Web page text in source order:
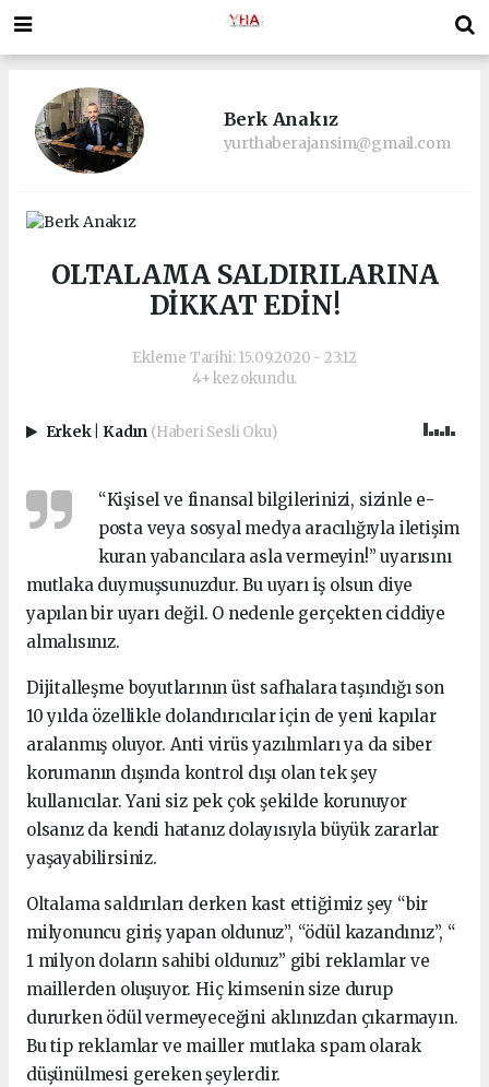
Berk Anakız
yurthaberajansim@gmail.com
OLTALAMA SALDIRILARINA
DİKKAT EDİN!
Ekleme Tarihi: 15.09.2020 - 23:12
4+ kez okundu.
Erkek Kadın (Haberi Sesli Oku)
“Kişisel ve finansal bilgilerinizi, sizinle e-
posta veya sosyal medya aracılığıyla iletişim
kuran yabancılara asla vermeyin!” uyarısını
mutlaka duymuşsunuzdur. Bu uyarı iş olsun diye
yapılan bir uyarı değil. O nedenle gerçekten ciddiye
almalısınız.
Dijitalleşme boyutlarının üst safhalara taşındığı son
10 yılda özellikle dolandırıcılar için de yeni kapılar
aralanmış oluyor. Anti virüs yazılımları ya da siber
korumanın dışında kontrol dışı olan tek şey
kullanıcılar. Yani siz pek çok şekilde korunuyor
olsanız da kendi hatanız dolayısıyla büyük zararlar
yaşayabilirsiniz.
Oltalama saldırıları derken kast ettiğimiz şey “bir
milyonuncu giriş yapan oldunuz”, “ödül kazandınız”, “
1 milyon doların sahibi oldunuz” gibi reklamlar ve
maillerden oluşuyor. Hiç kimsenin size durup
dururken ödül vermeyeceğini aklınızdan çıkarmayın.
Bu tip reklamlar ve mailler mutlaka spam olarak
düşünülmesi gereken şeylerdir.